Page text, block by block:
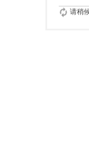
请稍